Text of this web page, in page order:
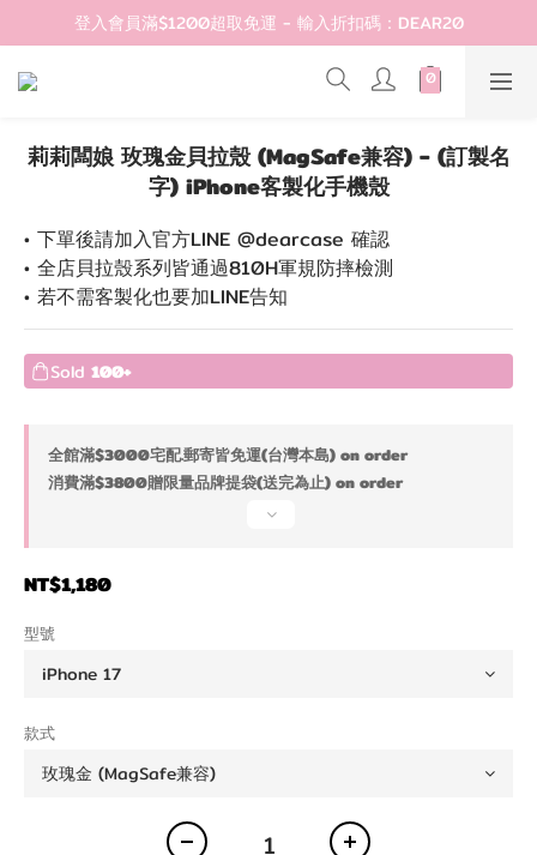
登入會員滿$1200超取免運 - 輸入折扣碼：DEAR20
登入會員滿$1200超取免運 - 輸入折扣碼：DEAR20
歡迎首購!滿1000全館95折! 新客領卷去~
莉莉闆娘 玫瑰金貝拉殼 (MagSafe兼容) - (訂製名
字) iPhone客製化手機殼
• 下單後請加入官方LINE @dearcase 確認
• 全店貝拉殼系列皆通過810H軍規防摔檢測
• 若不需客製化也要加LINE告知
Sold 100+
全館滿$3000宅配.郵寄皆免運(台灣本島) on order
消費滿$3800贈限量品牌提袋(送完為止) on order
NT$1,180
型號
款式